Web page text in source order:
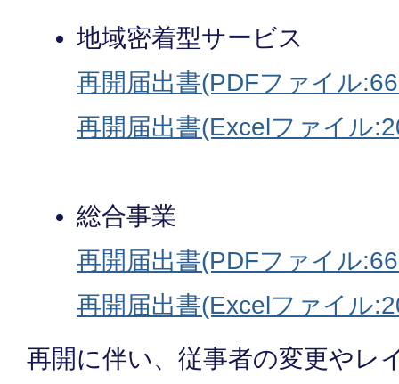
地域密着型サービス
再開届出書(PDFファイル
再開届出書(Excelファイル
総合事業
再開届出書(PDFファイル
再開届出書(Excelファイル
再開に伴い、従事者の変更やレ